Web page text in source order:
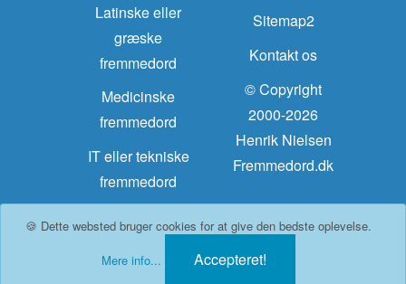
Latinske eller
græske
fremmedord
Medicinske
fremmedord
IT eller tekniske
fremmedord
eller materiale
Sitemap2
Kontakt os
© Copyright
2000-2026
Henrik Nielsen
Fremmedord.dk
🍪 Dette websted bruger cookies for at give den bedste oplevelse.
Mere info...
Accepteret!